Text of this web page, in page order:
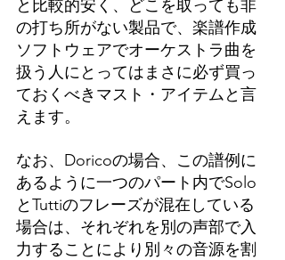
と比較的安く、どこを取っても非
の打ち所がない製品で、楽譜作成
ソフトウェアでオーケストラ曲を
扱う人にとってはまさに必ず買っ
ておくべきマスト・アイテムと言
えます。
なお、Doricoの場合、この譜例に
あるように一つのパート内でSolo
とTuttiのフレーズが混在している
場合は、それぞれを別の声部で入
力することにより別々の音源を割